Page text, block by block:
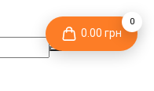
0.00 грн
0